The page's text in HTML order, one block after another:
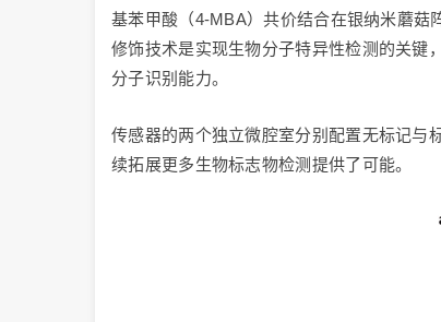
基苯甲酸（4-MBA）共价结合在银纳米蘑菇
修饰技术是实现生物分子特异性检测的关键
分子识别能力。
传感器的两个独立微腔室分别配置无标记与
续拓展更多生物标志物检测提供了可能。